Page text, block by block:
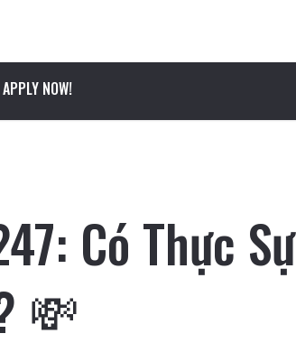
APPLY NOW!
Có Thực Sự
💸